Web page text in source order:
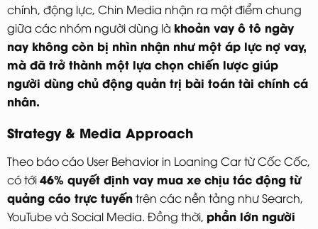
chính, động lực, Chin Media nhận ra một điểm chung
giữa các nhóm người dùng là khoản vay ô tô ngày
nay không còn bị nhìn nhận như một áp lực nợ vay,
mà đã trở thành một lựa chọn chiến lược giúp
người dùng chủ động quản trị bài toán tài chính cá
nhân.
Strategy & Media Approach
Theo báo cáo User Behavior in Loaning Car từ Cốc Cốc,
có tới46% quyết định vay mua xe chịu tác động từ
quảng cáo trực tuyếntrên các nền tảng như Search,
YouTube và Social Media. Đồng thời, phần lớn người